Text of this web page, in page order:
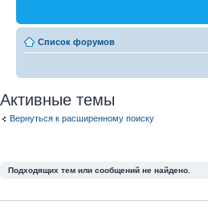
Список форумов
Активные темы
Вернуться к расширенному поиску
Подходящих тем или сообщений не найдено.